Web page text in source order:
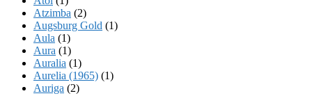
Atzimba (2)
Augsburg Gold (1)
Aula (1)
Aura (1)
Auralia (1)
Aurelia (1965) (1)
Auriga (2)